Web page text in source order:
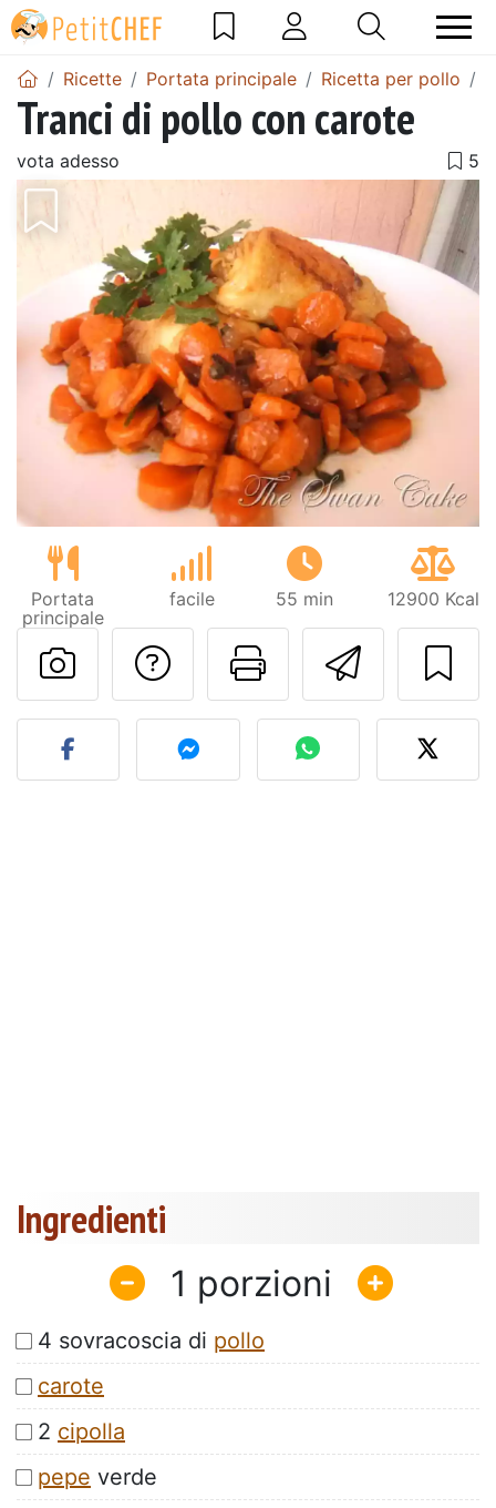
Ricette Portata principale Ricetta per pollo
Tranci di pollo con carote
vota adesso
Portata
principale
facile 55 min 12900 Kcal
Invia
Stampa la
Contatta l'autore
Pubblica la foto di
Ingredienti
1
4 sovracoscia di pollo
carote
2 cipolla
pepe verde